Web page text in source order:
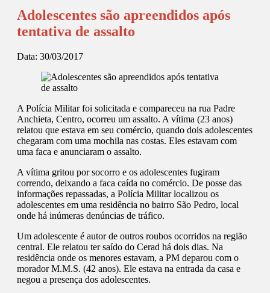
Adolescentes são apreendidos após
tentativa de assalto
Data: 30/03/2017
A Polícia Militar foi solicitada e compareceu na rua Padre
Anchieta, Centro, ocorreu um assalto. A vítima (23 anos)
relatou que estava em seu comércio, quando dois adolescentes
chegaram com uma mochila nas costas. Eles estavam com
uma faca e anunciaram o assalto.
A vítima gritou por socorro e os adolescentes fugiram
correndo, deixando a faca caída no comércio. De posse das
informações repassadas, a Polícia Militar localizou os
adolescentes em uma residência no bairro São Pedro, local
onde há inúmeras denúncias de tráfico.
Um adolescente é autor de outros roubos ocorridos na região
central. Ele relatou ter saído do Cerad há dois dias. Na
residência onde os menores estavam, a PM deparou com o
morador M.M.S. (42 anos). Ele estava na entrada da casa e
negou a presença dos adolescentes.